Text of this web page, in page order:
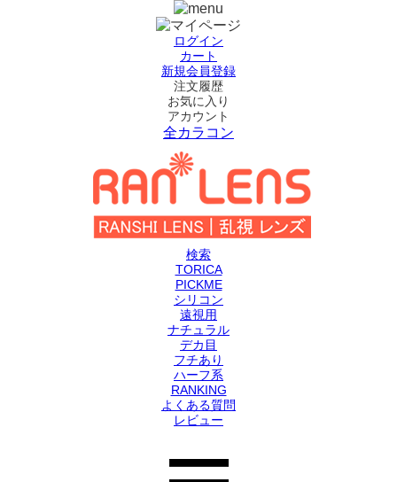
ログイン
カート
新規会員登録
注文履歴
お気に入り
アカウント
全カラコン
検索
TORICA
PICKME
シリコン
遠視用
ナチュラル
デカ目
フチあり
ハーフ系
RANKING
よくある質問
レビュー